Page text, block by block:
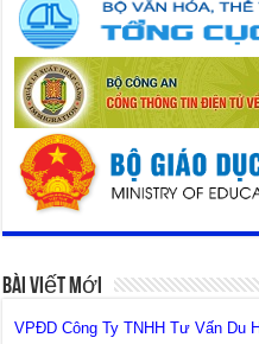
Bài Viết Mới
VPĐD Công Ty TNHH Tư Vấn Du